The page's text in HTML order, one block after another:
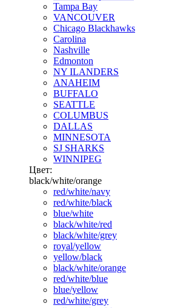
Tampa Bay
VANCOUVER
Chicago Blackhawks
Carolina
Nashville
Edmonton
NY ILANDERS
ANAHEIM
BUFFALO
SEATTLE
COLUMBUS
DALLAS
MINNESOTA
SJ SHARKS
WINNIPEG
Цвет:
black/white/orange
red/white/navy
red/white/black
blue/white
black/white/red
black/white/grey
royal/yellow
yellow/black
black/white/orange
red/white/blue
blue/yellow
red/white/grey